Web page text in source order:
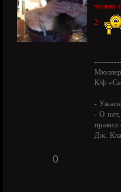
только
2-
К/ф
-
- О нет,
правил
Дж.
0